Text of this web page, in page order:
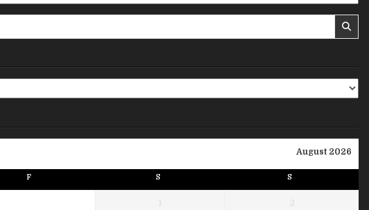
August 2026
F S S
1 2